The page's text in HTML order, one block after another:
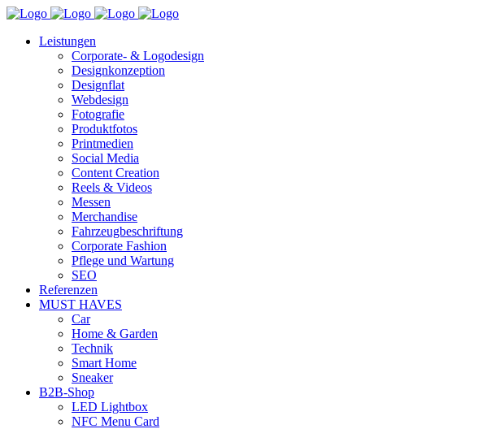
Leistungen
Corporate- & Logodesign
Designkonzeption
Designflat
Webdesign
Fotografie
Produktfotos
Printmedien
Social Media
Content Creation
Reels & Videos
Messen
Merchandise
Fahrzeugbeschriftung
Corporate Fashion
Pflege und Wartung
SEO
Referenzen
MUST HAVES
Car
Home & Garden
Technik
Smart Home
Sneaker
B2B-Shop
LED Lightbox
NFC Menu Card